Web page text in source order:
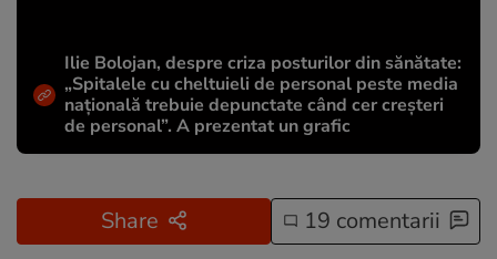
Ilie Bolojan, despre criza posturilor din sănătate:
„Spitalele cu cheltuieli de personal peste media
națională trebuie depunctate când cer creșteri
de personal”. A prezentat un grafic
Share 19 comentarii